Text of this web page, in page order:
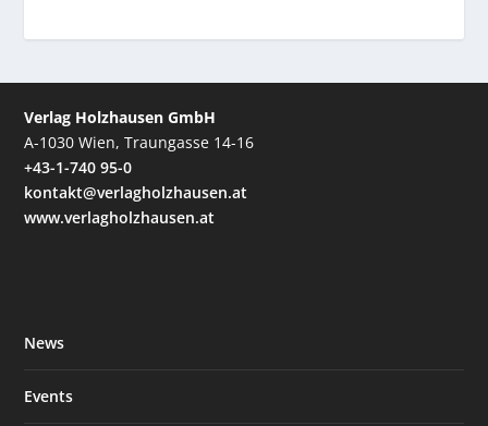
Verlag Holzhausen GmbH
A-1030 Wien, Traungasse 14-16
+43-1-740 95-0
kontakt@verlagholzhausen.at
www.verlagholzhausen.at
News
Events